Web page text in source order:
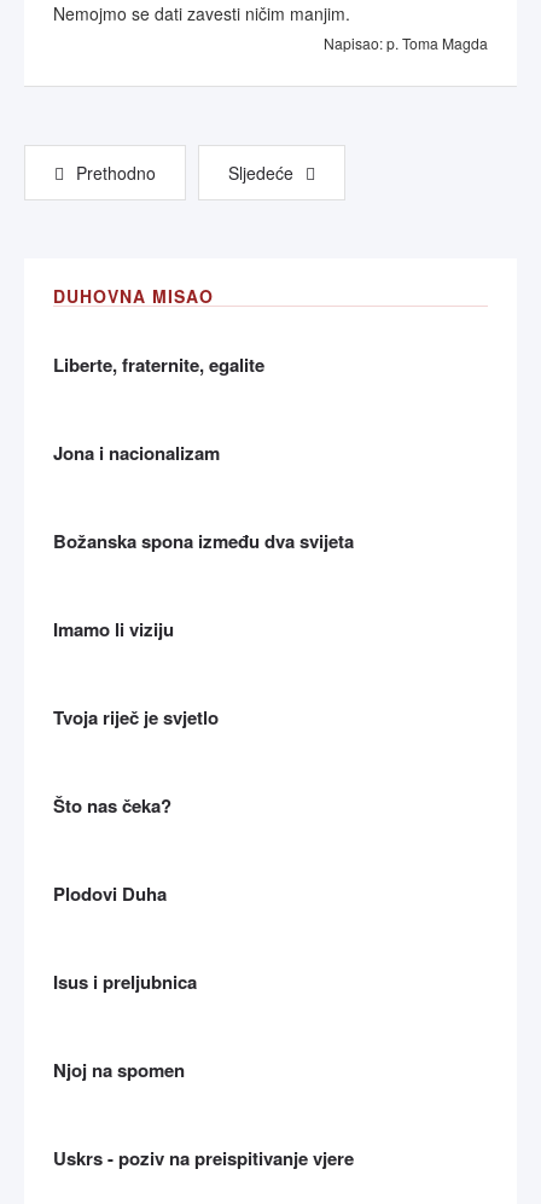
Nemojmo se dati zavesti ničim manjim.
Napisao:p. Toma Magda
Prethodno Sljedeće
DUHOVNA MISAO
Liberte, fraternite, egalite
Jona i nacionalizam
Božanska spona između dva svijeta
Imamo li viziju
Tvoja riječ je svjetlo
Što nas čeka?
Plodovi Duha
Isus i preljubnica
Njoj na spomen
Uskrs - poziv na preispitivanje vjere